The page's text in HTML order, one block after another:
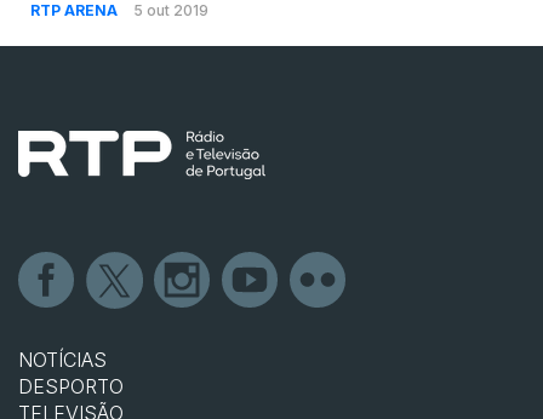
RTP ARENA 5 out 2019
NOTÍCIAS
DESPORTO
TELEVISÃO